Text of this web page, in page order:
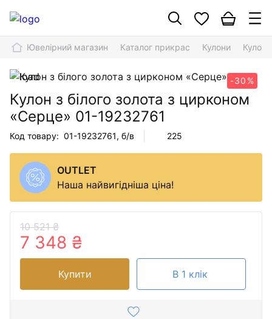
Ювелірний магазин Каталог прикрас Кулони Кулон
-30%
Кулон з білого золота з цирконом
«Серце» 01-19232761
Код товару: 01-19232761, б/в 225
OUTLET
Наша найвигідніша ціна!
10 521 ₴
7 348 ₴
Купити В 1 клік